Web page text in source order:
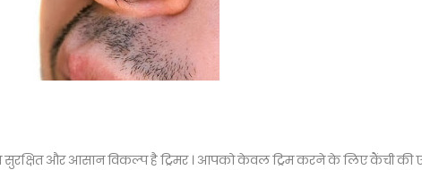
सुरक्षित और आसान विकल्प है ट्रिमर । आपको केवल ट्रिम करने के लिए कैंची की